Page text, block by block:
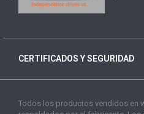
CERTIFICADOS Y SEGURIDAD
Todos los productos vendidos en